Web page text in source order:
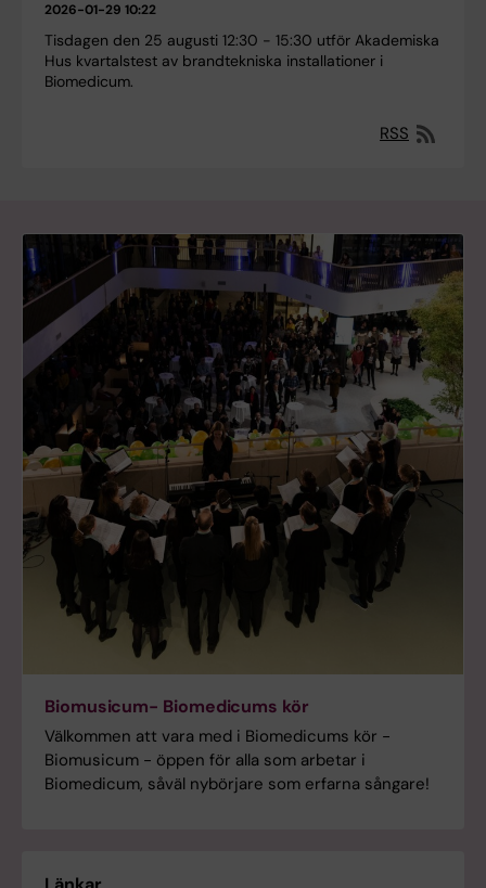
2026-01-29 10:22
Tisdagen den 25 augusti 12:30 - 15:30 utför Akademiska
Hus kvartalstest av brandtekniska installationer i
Biomedicum.
RSS
Biomusicum- Biomedicums kör
Välkommen att vara med i Biomedicums kör -
Biomusicum - öppen för alla som arbetar i
Biomedicum, såväl nybörjare som erfarna sångare!